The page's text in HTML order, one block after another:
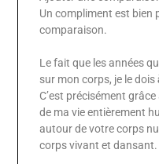
Un compliment est bien
comparaison.
Le fait que les années
sur mon corps, je le dois
C’est précisément
de ma vie entièrement
autour de votre corps
corps vivant et dansant.